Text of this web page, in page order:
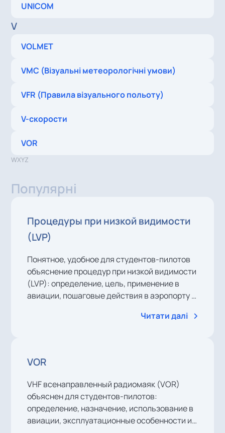
UNICOM
V
VOLMET
VMC (Візуальні метеорологічні умови)
VFR (Правила візуального польоту)
V-скорости
VOR
WXYZ
Популярні
Процедуры при низкой видимости
(LVP)
Понятное, удобное для студентов-пилотов
объяснение процедур при низкой видимости
(LVP): определение, цель, применение в
авиации, пошаговые действия в аэропорту и
Читати далі
VOR
VHF всенаправленный радиомаяк (VOR)
объяснен для студентов-пилотов:
определение, назначение, использование в
авиации, эксплуатационные особенности и